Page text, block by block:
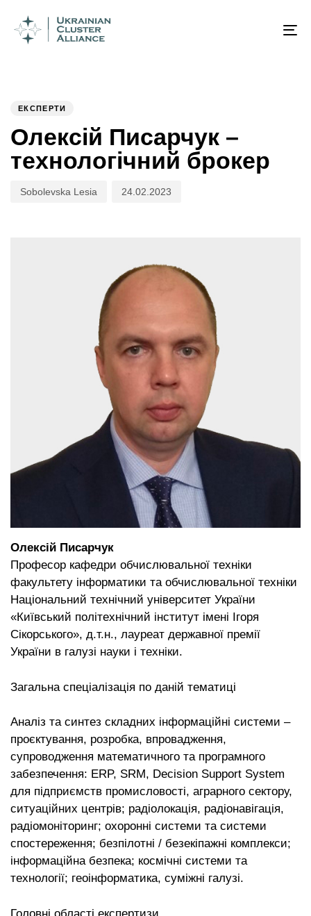
IN:
ЕКСПЕРТИ
Олексій Писарчук –
технологічний брокер
Sobolevska Lesia
on:
24.02.2023
Олексій Писарчук
Професор кафедри обчислювальної техніки
факультету інформатики та обчислювальної техніки
Національний технічний університет України
«Київський політехнічний інститут імені Ігоря
Сікорського», д.т.н., лауреат державної премії
України в галузі науки і техніки.
Загальна спеціалізація по даній тематиці
Аналіз та синтез складних інформаційні системи –
проєктування, розробка, впровадження,
супроводження математичного та програмного
забезпечення: ERP, SRM, Decision Support System
для підприємств промисловості, аграрного сектору,
ситуаційних центрів; радіолокація, радіонавігація,
радіомоніторинг; охоронні системи та системи
спостереження; безпілотні / безекіпажні комплекси;
інформаційна безпека; космічні системи та
технології; геоінформатика, суміжні галузі.